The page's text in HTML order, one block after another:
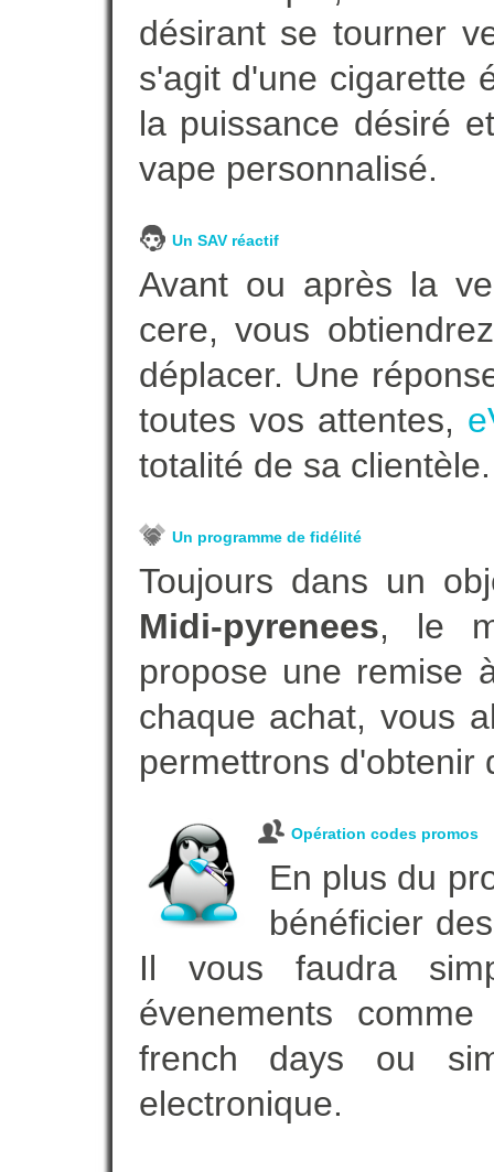
désirant se tourner
s'agit d'une cigarette
la puissance désiré
vape personnalisé.
Un SAV réactif
Avant ou après la
cere, vous
déplacer. Une
toutes vos attentes,
totalité de sa clientèle.
Un programme de fidélité
Toujours dans un
Midi-pyrenees, le
propose une remise
chaque achat, vous
permettrons d'obtenir
Opération codes promos
En plus du
bénéficier
Il vous faudra
évenements
french days ou
electronique.